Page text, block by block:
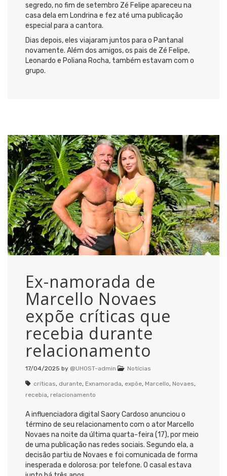
segredo, no fim de setembro Zé Felipe apareceu na
casa dela em Londrina e fez até uma publicação
especial para a cantora.
Dias depois, eles viajaram juntos para o Pantanal
novamente. Além dos amigos, os pais de Zé Felipe,
Leonardo e Poliana Rocha, também estavam com o
grupo.
Ex-namorada de
Marcello Novaes
expõe críticas que
recebia durante
relacionamento
17/04/2025 by @UHOST-admin Notícias
críticas, durante, Exnamorada, expõe, Marcello, Novaes,
recebia, relacionamento
A influenciadora digital Saory Cardoso anunciou o
término de seu relacionamento com o ator Marcello
Novaes na noite da última quarta-feira (17), por meio
de uma publicação nas redes sociais. Segundo ela, a
decisão partiu de Novaes e foi comunicada de forma
inesperada e dolorosa: por telefone. O casal estava